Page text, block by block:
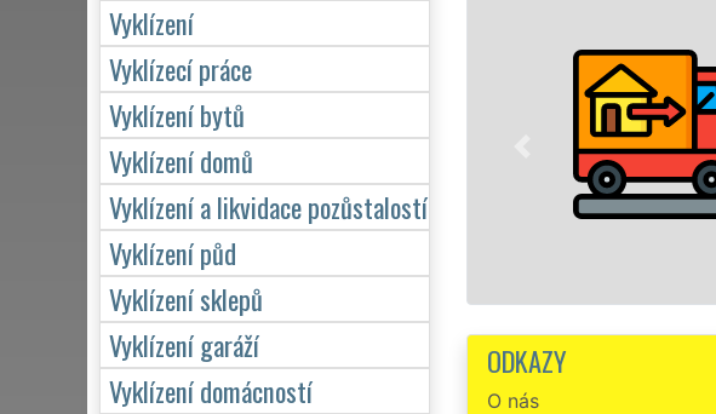
VYKLÍZENÍ A
v Lounech a celém okrese
pro jednotlivce, tak pro
VYKLÍZENÍ zajišťujeme
Naše služby poskytujeme
včetně víkendů a svátků bez
ODKAZY
O nás
Vyklízení
Vyklízecí práce
Vyklízení bytů
Vyklízení domů
Vyklízení a likvidace pozůstalostí
Vyklízení půd
Vyklízení sklepů
Vyklízení garáží
Vyklízení domácností